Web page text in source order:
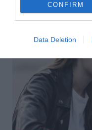
CONFIRM
Data Deletion